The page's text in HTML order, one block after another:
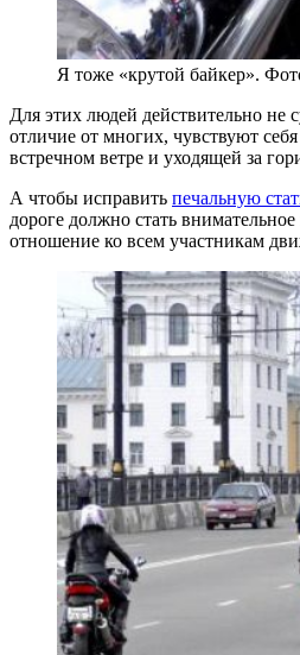
Я тоже «крутой байкер».
Для этих людей действительно не
отличие от многих, чувствуют
встречном ветре и уходящей за
А чтобы исправить печальную
дороге должно стать
отношение ко всем участникам